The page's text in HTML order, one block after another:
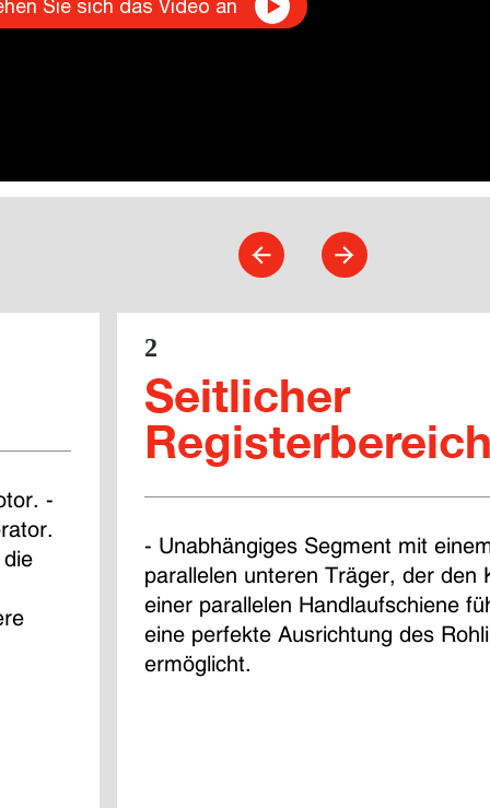
Sie sich das Video an
-
2
Seitlicher
- Unabhängiges Segment mit
parallelen unteren Träger, der den
einer parallelen Handlaufschiene
eine perfekte Ausrichtung des
ermöglicht.